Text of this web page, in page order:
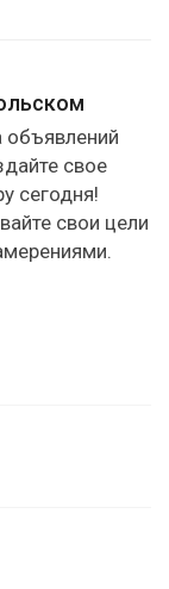
объявлений
свое
сегодня!
свои цели